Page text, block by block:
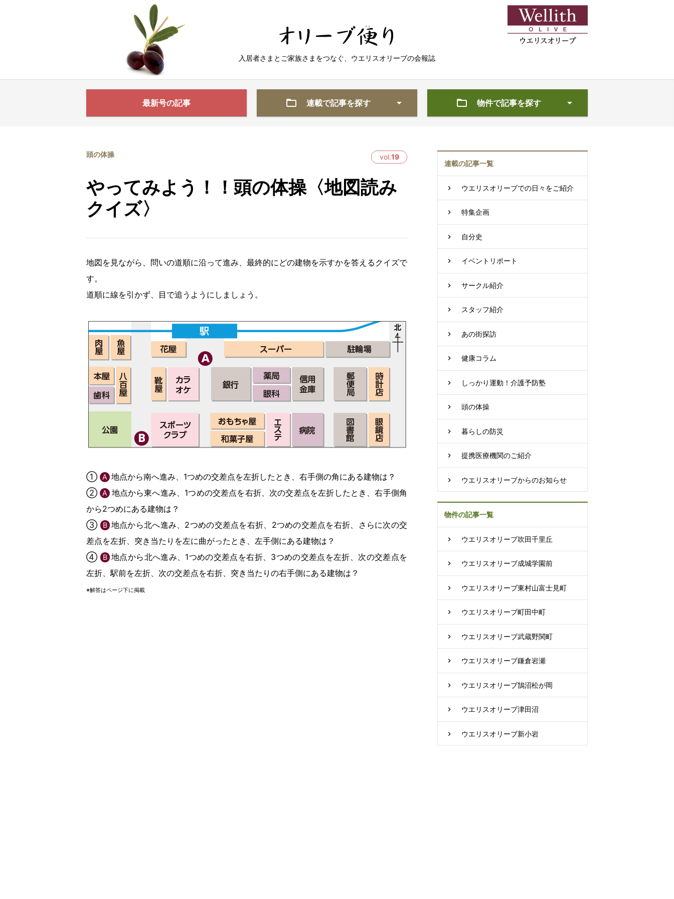
入居者さまとご家族さまをつなぐ、 ウエリスオリーブの会報誌
最新号の記事 連載で記事を探す 物件で記事を探す
vol.19
頭の体操
やってみよう！！頭の体操〈地図読み
クイズ〉
地図を見ながら、問いの道順に沿って進み、最終的にどの建物を示すかを答えるクイズで
す。
道順に線を引かず、目で追うようにしましょう。
① A 地点から南へ進み、1つめの交差点を左折したとき、右手側の角にある建物は？
② A 地点から東へ進み、1つめの交差点を右折、次の交差点を左折したとき、右手側角
から2つめにある建物は？
③
B 地点から北へ進み、2つめの交差点を右折、2つめの交差点を右折、さらに次の交
差点を左折、突き当たりを左に曲がったとき、左手側にある建物は？
④
B 地点から北へ進み、1つめの交差点を右折、3つめの交差点を左折、次の交差点を
左折、駅前を左折、次の交差点を右折、突き当たりの右手側にある建物は？
※解答はページ下に掲載
連載の記事一覧
ウエリスオリーブでの日々をご紹介
特集企画
自分史
イベントリポート
サークル紹介
スタッフ紹介
あの街探訪
健康コラム
しっかり運動！介護予防塾
頭の体操
暮らしの防災
提携医療機関のご紹介
ウエリスオリーブからのお知らせ
物件の記事一覧
ウエリスオリーブ吹田千里丘
ウエリスオリーブ成城学園前
ウエリスオリーブ東村山富士見町
ウエリスオリーブ町田中町
ウエリスオリーブ武蔵野関町
ウエリスオリーブ鎌倉岩瀬
ウエリスオリーブ鵠沼松が岡
ウエリスオリーブ津田沼
ウエリスオリーブ新小岩